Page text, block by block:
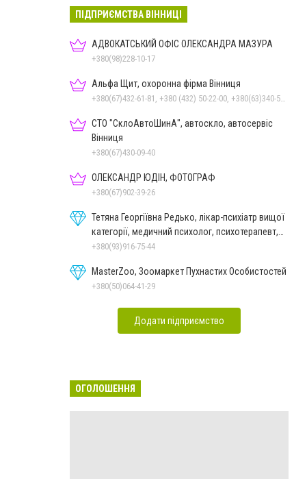
ПІДПРИЄМСТВА ВІННИЦІ
АДВОКАТСЬКИЙ ОФІС ОЛЕКСАНДРА МАЗУРА
+380(98)228-10-17
Альфа Щит, охоронна фірма Вінниця
+380(67)432-61-81, +380 (432) 50-22-00, +380(63)340-58-58
СТО "СклоАвтоШинА", автоскло, автосервіс
Вінниця
+380(67)430-09-40
ОЛЕКСАНДР ЮДІН, ФОТОГРАФ
+380(67)902-39-26
Тетяна Георгіївна Редько, лікар-психіатр вищої
категорії, медичний психолог, психотерапевт,
гіпнолог
+380(93)916-75-44
MasterZoo, Зоомаркет Пухнастих Особистостей
+380(50)064-41-29
Додати підприємство
ОГОЛОШЕННЯ